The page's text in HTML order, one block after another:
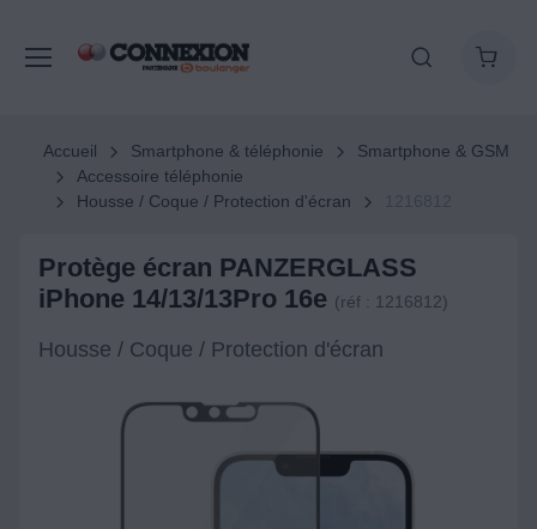
Accueil Smartphone & téléphonie
Smartphone & GSM
Accessoire téléphonie
Housse / Coque / Protection d'écran
Protège écran PANZERGLASS
iPhone 14/13/13Pro 16e (réf : 1216812)
Housse / Coque / Protection d'écran